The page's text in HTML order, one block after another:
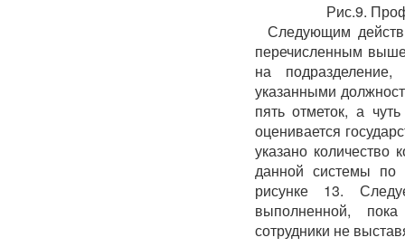
Рис.9.
Следующим
перечисленным
на
указанными
пять отметок, а
оценивается
указано количество
данной системы по
рисунке 13.
выполненной,
сотрудники не